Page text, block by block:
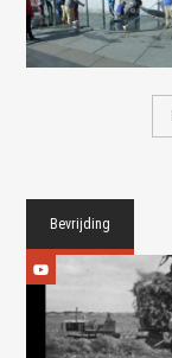
Bevrijding